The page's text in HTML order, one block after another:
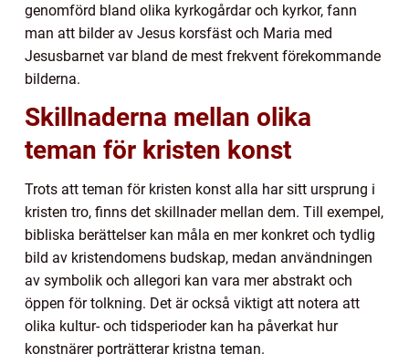
genomförd bland olika kyrkogårdar och kyrkor, fann
man att bilder av Jesus korsfäst och Maria med
Jesusbarnet var bland de mest frekvent förekommande
bilderna.
Skillnaderna mellan olika
teman för kristen konst
Trots att teman för kristen konst alla har sitt ursprung i
kristen tro, finns det skillnader mellan dem. Till exempel,
bibliska berättelser kan måla en mer konkret och tydlig
bild av kristendomens budskap, medan användningen
av symbolik och allegori kan vara mer abstrakt och
öppen för tolkning. Det är också viktigt att notera att
olika kultur- och tidsperioder kan ha påverkat hur
konstnärer porträtterar kristna teman.